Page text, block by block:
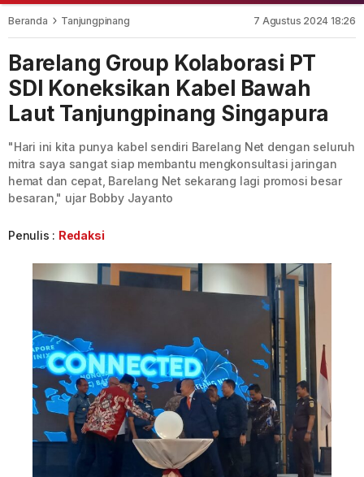
Beranda Tanjungpinang 7 Agustus 2024 18:26
Barelang Group Kolaborasi PT
SDI Koneksikan Kabel Bawah
Laut Tanjungpinang Singapura
"Hari ini kita punya kabel sendiri Barelang Net dengan seluruh
mitra saya sangat siap membantu mengkonsultasi jaringan
hemat dan cepat, Barelang Net sekarang lagi promosi besar
besaran," ujar Bobby Jayanto
Penulis : Redaksi